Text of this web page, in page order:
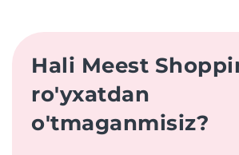
Hali Meest
ro'yxatdan
o'tmaganmisiz?